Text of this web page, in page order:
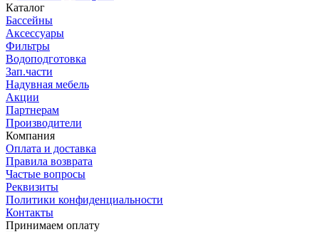
Каталог
Бассейны
Аксессуары
Фильтры
Водоподготовка
Зап.части
Надувная мебель
Акции
Партнерам
Производители
Компания
Оплата и доставка
Правила возврата
Частые вопросы
Реквизиты
Политики конфиденциальности
Контакты
Принимаем оплату